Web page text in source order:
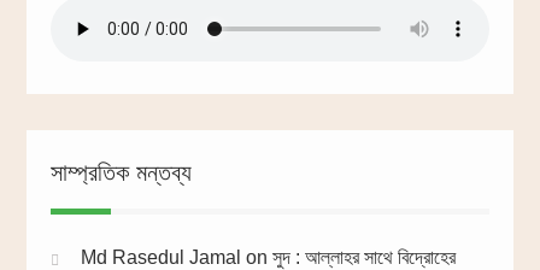
সাম্প্রতিক মন্তব্য
Md Rasedul Jamal on সুদ : আল্লাহর সাথে বিদ্রোহের